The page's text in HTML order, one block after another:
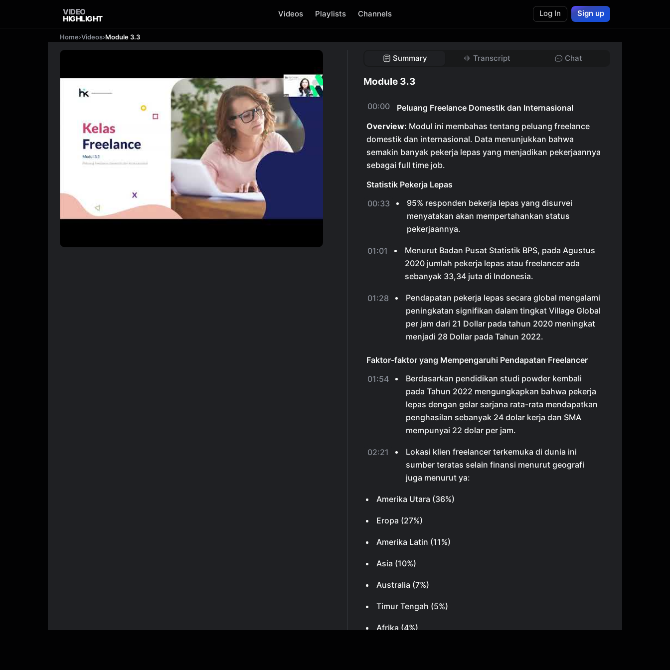
VIDEO
HIGHLIGHT
Videos Playlists Channels Log In Sign up
Home›Videos›Module 3.3
Summary Transcript Chat
Module 3.3
00:00
Peluang Freelance Domestik dan Internasional
Overview: Modul ini membahas tentang peluang freelance
domestik dan internasional. Data menunjukkan bahwa
semakin banyak pekerja lepas yang menjadikan pekerjaannya
sebagai full time job.
Statistik Pekerja Lepas
00:33
95% responden bekerja lepas yang disurvei
menyatakan akan mempertahankan status
pekerjaannya.
01:01
Menurut Badan Pusat Statistik BPS, pada Agustus
2020 jumlah pekerja lepas atau freelancer ada
sebanyak 33,34 juta di Indonesia.
01:28
Pendapatan pekerja lepas secara global mengalami
peningkatan signifikan dalam tingkat Village Global
per jam dari 21 Dollar pada tahun 2020 meningkat
menjadi 28 Dollar pada Tahun 2022.
Faktor-faktor yang Mempengaruhi Pendapatan Freelancer
01:54
Berdasarkan pendidikan studi powder kembali
pada Tahun 2022 mengungkapkan bahwa pekerja
lepas dengan gelar sarjana rata-rata mendapatkan
penghasilan sebanyak 24 dolar kerja dan SMA
mempunyai 22 dolar per jam.
02:21
Lokasi klien freelancer terkemuka di dunia ini
sumber teratas selain finansi menurut geografi
juga menurut ya:
Amerika Utara (36%)
Eropa (27%)
Amerika Latin (11%)
Asia (10%)
Australia (7%)
Timur Tengah (5%)
Afrika (4%)